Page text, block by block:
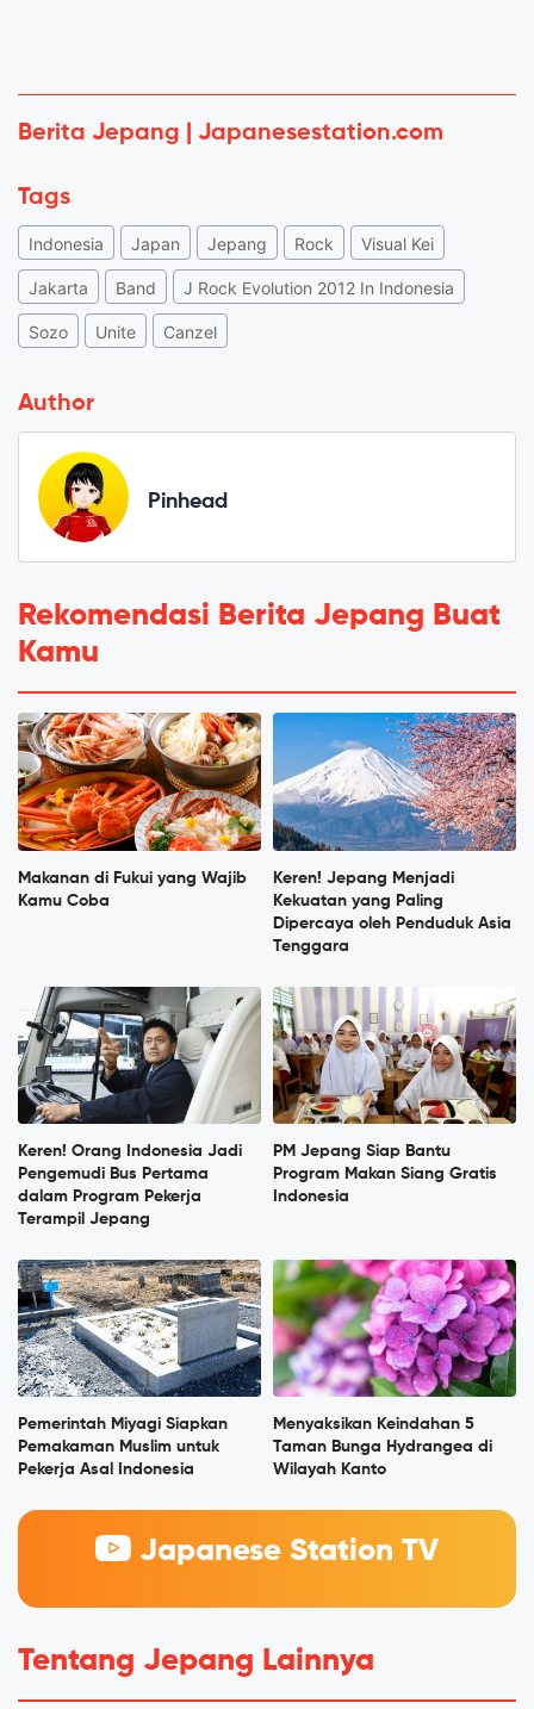
Berita Jepang | Japanesestation.com
Tags
Indonesia Japan Jepang Rock Visual Kei
Jakarta Band J Rock Evolution 2012 In Indonesia
Sozo Unite Canzel
Author
Pinhead
Rekomendasi Berita Jepang Buat
Kamu
Makanan di Fukui yang Wajib
Kamu Coba
Keren! Jepang Menjadi
Kekuatan yang Paling
Dipercaya oleh Penduduk Asia
Tenggara
Keren! Orang Indonesia Jadi
Pengemudi Bus Pertama
dalam Program Pekerja
Terampil Jepang
PM Jepang Siap Bantu
Program Makan Siang Gratis
Indonesia
Pemerintah Miyagi Siapkan
Pemakaman Muslim untuk
Pekerja Asal Indonesia
Menyaksikan Keindahan 5
Taman Bunga Hydrangea di
Wilayah Kanto
Japanese Station TV
Tentang Jepang Lainnya